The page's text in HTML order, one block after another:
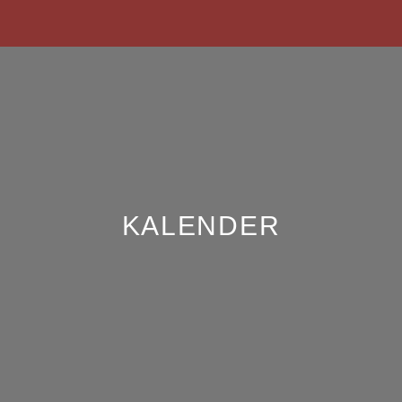
KALENDER